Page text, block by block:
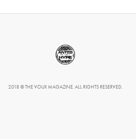
2018 © THE VOUX MAGAZINE. ALL RIGHTS RESERVED.